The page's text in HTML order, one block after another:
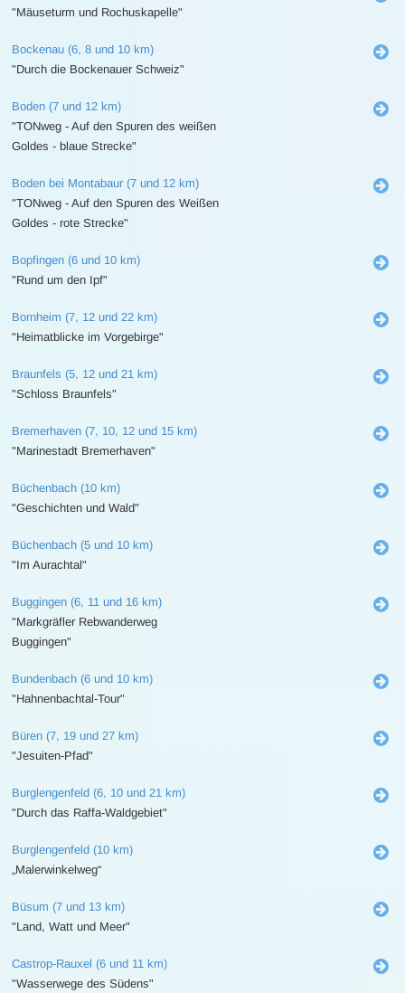
"Mäuseturm und Rochuskapelle"
Bockenau (6, 8 und 10 km)
"Durch die Bockenauer Schweiz"
Boden (7 und 12 km)
"TONweg - Auf den Spuren des weißen
Goldes - blaue Strecke"
Boden bei Montabaur (7 und 12 km)
"TONweg - Auf den Spuren des Weißen
Goldes - rote Strecke"
Bopfingen (6 und 10 km)
"Rund um den Ipf"
Bornheim (7, 12 und 22 km)
"Heimatblicke im Vorgebirge"
Braunfels (5, 12 und 21 km)
"Schloss Braunfels"
Bremerhaven (7, 10, 12 und 15 km)
"Marinestadt Bremerhaven"
Büchenbach (10 km)
"Geschichten und Wald"
Büchenbach (5 und 10 km)
"Im Aurachtal"
Buggingen (6, 11 und 16 km)
"Markgräfler Rebwanderweg
Buggingen"
Bundenbach (6 und 10 km)
"Hahnenbachtal-Tour"
Büren (7, 19 und 27 km)
"Jesuiten-Pfad"
Burglengenfeld (6, 10 und 21 km)
"Durch das Raffa-Waldgebiet"
Burglengenfeld (10 km)
„Malerwinkelweg“
Büsum (7 und 13 km)
"Land, Watt und Meer"
Castrop-Rauxel (6 und 11 km)
"Wasserwege des Südens"